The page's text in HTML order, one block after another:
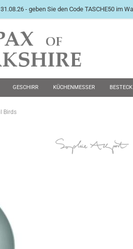
International English
- geben Sie den Code TASCHE50 im
GESCHIRR KÜCHENMESSER BESTECK
Birds